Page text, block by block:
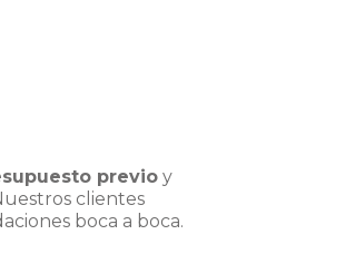
previo y
clientes
boca a boca.